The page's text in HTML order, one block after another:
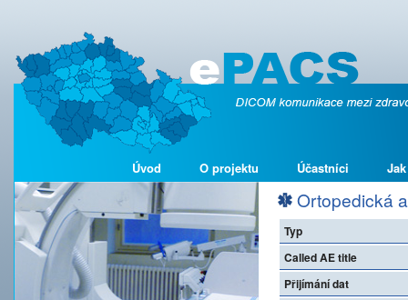
Úvod O projektu Účastníci
Ortopedická
Typ
Called AE title
Přijímání dat